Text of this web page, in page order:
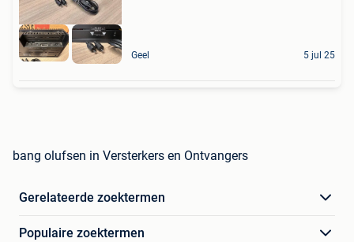
Geel 5 jul 25
bang olufsen in Versterkers en Ontvangers
Gerelateerde zoektermen
Populaire zoektermen